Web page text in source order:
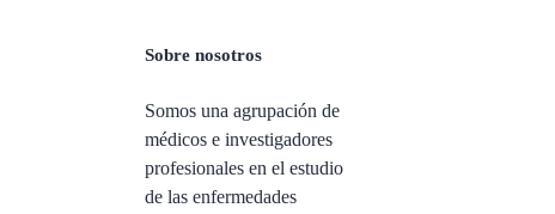
Sobre nosotros
Somos una agrupación de
médicos e investigadores
profesionales en el estudio
de las enfermedades